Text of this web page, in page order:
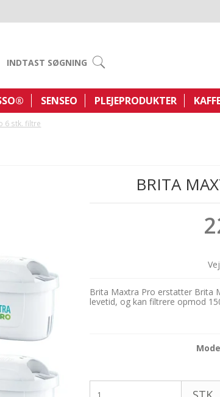
INDTAST SØGNING
SENSEO PLEJEPRODUKTER
6 stk. filtre
BRITA
Brita Maxtra Pro erstatter Brita
levetid, og kan filtrere opmod